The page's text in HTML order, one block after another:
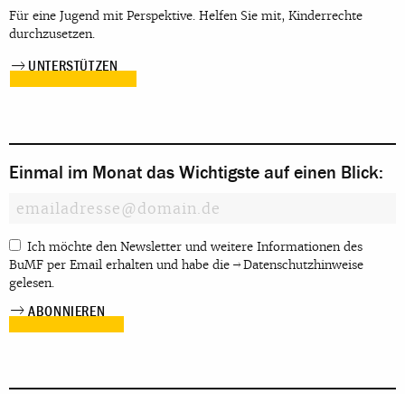
Für eine Jugend mit Perspektive. Helfen Sie mit, Kinderrechte
durchzusetzen.
UNTERSTÜTZEN
Einmal im Monat das Wichtigste auf einen Blick:
Ich möchte den Newsletter und weitere Informationen des
BuMF per Email erhalten und habe die
Datenschutzhinweise
gelesen.